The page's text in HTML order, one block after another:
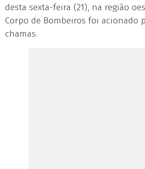
desta sexta-feira (21), na região
Corpo de Bombeiros foi acionado
chamas.